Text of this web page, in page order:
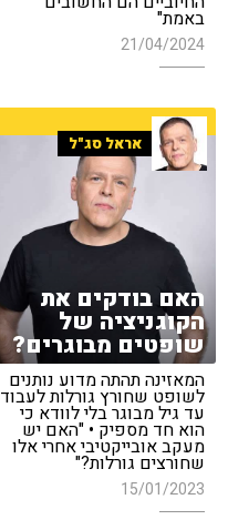
באמת"
21/04/2024
אראל סג"ל
האם בודקים את
הקוגניציה של
שופטים מבוגרים?
המאזינה תהתה מדוע נותנים
לשופט שחורץ גורלות לעבוד
עד גיל מבוגר בלי לוודא כי
הוא חד מספיק • "האם יש
מעקב אובייקטיבי אחרי אלו
שחורצים גורלות?"
15/01/2023